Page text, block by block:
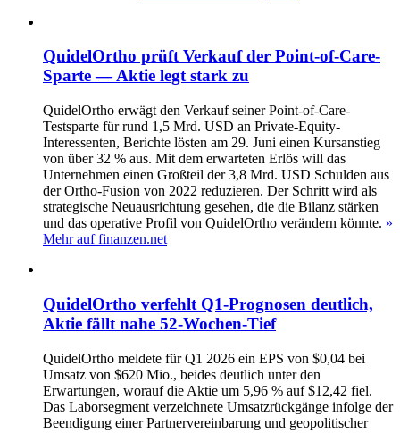
QuidelOrtho prüft Verkauf der Point-of-Care-
Sparte — Aktie legt stark zu
QuidelOrtho erwägt den Verkauf seiner Point-of-Care-
Testsparte für rund 1,5 Mrd. USD an Private-Equity-
Interessenten, Berichte lösten am 29. Juni einen Kursanstieg
von über 32 % aus. Mit dem erwarteten Erlös will das
Unternehmen einen Großteil der 3,8 Mrd. USD Schulden aus
der Ortho-Fusion von 2022 reduzieren. Der Schritt wird als
strategische Neuausrichtung gesehen, die die Bilanz stärken
und das operative Profil von QuidelOrtho verändern könnte. »
Mehr auf finanzen.net
QuidelOrtho verfehlt Q1‑Prognosen deutlich,
Aktie fällt nahe 52‑Wochen‑Tief
QuidelOrtho meldete für Q1 2026 ein EPS von $0,04 bei
Umsatz von $620 Mio., beides deutlich unter den
Erwartungen, worauf die Aktie um 5,96 % auf $12,42 fiel.
Das Laborsegment verzeichnete Umsatzrückgänge infolge der
Beendigung einer Partnervereinbarung und geopolitischer